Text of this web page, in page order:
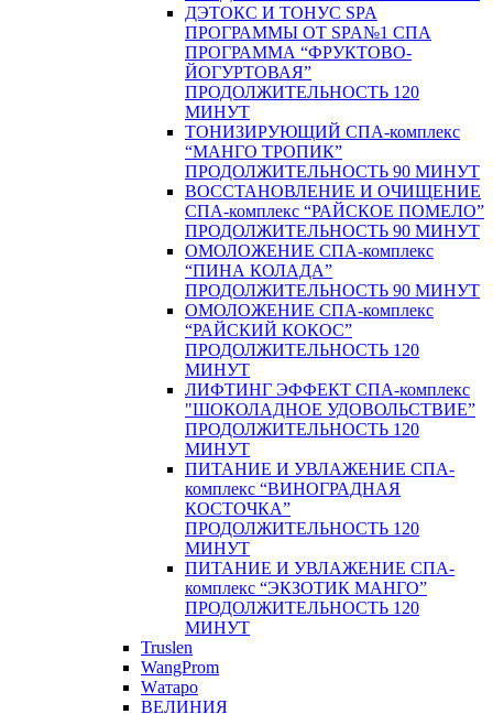
ДЭТОКС И ТОНУС SPA
ПРОГРАММЫ ОТ SPA№1 СПА
ПРОГРАММА “ФРУКТОВО-
ЙОГУРТОВАЯ”
ПРОДОЛЖИТЕЛЬНОСТЬ 120
МИНУТ
ТОНИЗИРУЮЩИЙ СПА-комплекс
“МАНГО ТРОПИК”
ПРОДОЛЖИТЕЛЬНОСТЬ 90 МИНУТ
ВОССТАНОВЛЕНИЕ И ОЧИЩЕНИЕ
СПА-комплекс “РАЙСКОЕ ПОМЕЛО”
ПРОДОЛЖИТЕЛЬНОСТЬ 90 МИНУТ
ОМОЛОЖЕНИЕ СПА-комплекс
“ПИНА КОЛАДА”
ПРОДОЛЖИТЕЛЬНОСТЬ 90 МИНУТ
ОМОЛОЖЕНИЕ СПА-комплекс
“РАЙСКИЙ КОКОС”
ПРОДОЛЖИТЕЛЬНОСТЬ 120
МИНУТ
ЛИФТИНГ ЭФФЕКТ СПА-комплекс
"ШОКОЛАДНОЕ УДОВОЛЬСТВИЕ”
ПРОДОЛЖИТЕЛЬНОСТЬ 120
МИНУТ
ПИТАНИЕ И УВЛАЖЕНИЕ СПА-
комплекс “ВИНОГРАДНАЯ
КОСТОЧКА”
ПРОДОЛЖИТЕЛЬНОСТЬ 120
МИНУТ
ПИТАНИЕ И УВЛАЖЕНИЕ СПА-
комплекс “ЭКЗОТИК МАНГО”
ПРОДОЛЖИТЕЛЬНОСТЬ 120
МИНУТ
Truslen
WangProm
Wатаро
ВЕЛИНИЯ